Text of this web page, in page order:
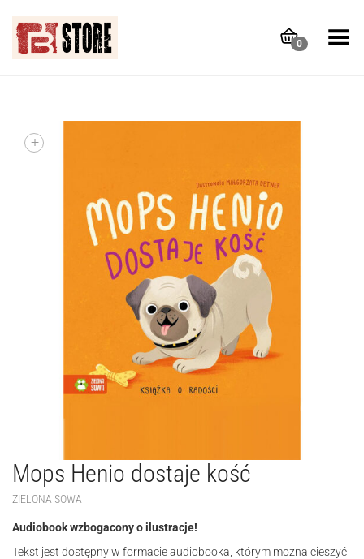
0
Toggle Menu
+
Mops Henio dostaje kość
ZIELONA SOWA
Audiobook wzbogacony o ilustracje!
Tekst jest dostępny w formacie audiobooka, którym można cieszyć